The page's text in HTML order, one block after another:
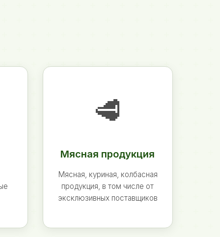
🥩
Мясная продукция
Мясная, куриная, колбасная
продукция, в том числе от
эксклюзивных поставщиков